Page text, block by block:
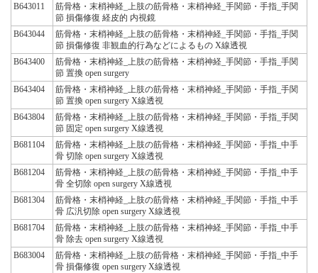
B643011
筋骨格・末梢神経_上肢の筋骨格・末梢神経_手関節・手指_手関
節 損傷修復 経皮的 内視鏡
B643044
筋骨格・末梢神経_上肢の筋骨格・末梢神経_手関節・手指_手関
節 損傷修復 非観血的行為などによるもの X線透視
B643400
筋骨格・末梢神経_上肢の筋骨格・末梢神経_手関節・手指_手関
節 置換 open surgery
B643404
筋骨格・末梢神経_上肢の筋骨格・末梢神経_手関節・手指_手関
節 置換 open surgery X線透視
B643804
筋骨格・末梢神経_上肢の筋骨格・末梢神経_手関節・手指_手関
節 固定 open surgery X線透視
B681104
筋骨格・末梢神経_上肢の筋骨格・末梢神経_手関節・手指_中手
骨 切除 open surgery X線透視
B681204
筋骨格・末梢神経_上肢の筋骨格・末梢神経_手関節・手指_中手
骨 全切除 open surgery X線透視
B681304
筋骨格・末梢神経_上肢の筋骨格・末梢神経_手関節・手指_中手
骨 広汎切除 open surgery X線透視
B681704
筋骨格・末梢神経_上肢の筋骨格・末梢神経_手関節・手指_中手
骨 除去 open surgery X線透視
B683004
筋骨格・末梢神経_上肢の筋骨格・末梢神経_手関節・手指_中手
骨 損傷修復 open surgery X線透視